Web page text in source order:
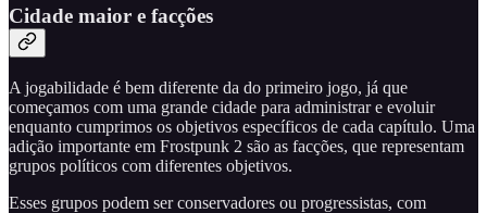
Cidade maior e facções
A jogabilidade é bem diferente da do primeiro jogo, já que
começamos com uma grande cidade para administrar e evoluir
enquanto cumprimos os objetivos específicos de cada capítulo. Uma
adição importante em Frostpunk 2 são as facções, que representam
grupos políticos com diferentes objetivos.
Esses grupos podem ser conservadores ou progressistas, com